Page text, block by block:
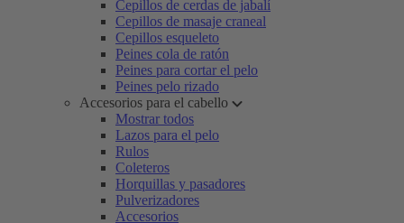
Cepillos de cerdas de jabalí
Cepillos de masaje craneal
Cepillos esqueleto
Peines cola de ratón
Peines para cortar el pelo
Peines pelo rizado
Accesorios para el cabello
Mostrar todos
Lazos para el pelo
Rulos
Coleteros
Horquillas y pasadores
Pulverizadores
Accesorios